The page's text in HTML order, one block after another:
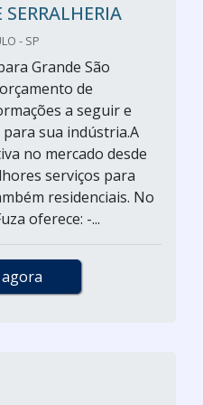
- SP
Grande São
de
a seguir e
sua indústria.A
no mercado desde
serviços para
residenciais. No
oferece: -...